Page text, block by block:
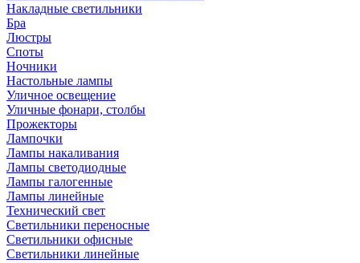
Накладные светильники
Бра
Люстры
Споты
Ночники
Настольные лампы
Уличное освещение
Уличные фонари, столбы
Прожекторы
Лампочки
Лампы накаливания
Лампы светодиодные
Лампы галогенные
Лампы линейные
Технический свет
Светильники переносные
Светильники офисные
Светильники линейные